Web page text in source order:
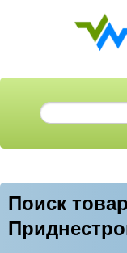
Поиск